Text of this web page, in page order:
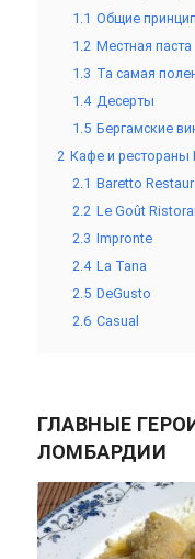
1.1 Общие
1.2 Местная паста
1.3 Та самая
1.4 Десерты
1.5 Бергамские
2 Кафе и рестораны
2.1 Baretto
2.2 Le Goût
2.3 Impronte
2.4 La Tana
2.5 DeGusto
2.6 Casual
ГЛАВНЫЕ
ЛОМБАРДИИ